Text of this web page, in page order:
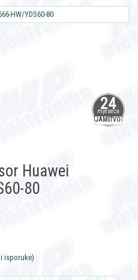
24
mjeseca
JAMSTVO
Huawei
80
isporuke)